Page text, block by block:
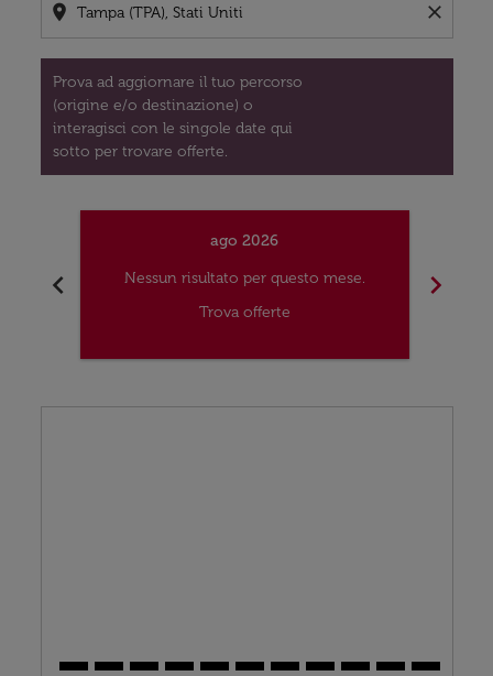
location_on close
Prova ad aggiornare il tuo percorso
(origine e/o destinazione) o
interagisci con le singole date qui
sotto per trovare offerte.
chevron_left
ago 2026
Nessun risultato per questo mese.
Trova offerte
chevron_right